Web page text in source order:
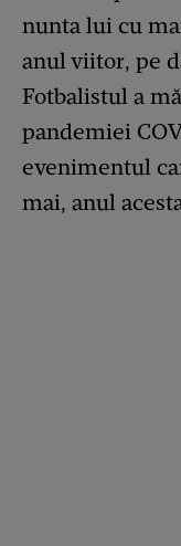
nunta lui cu
anul viitor, pe
Fotbalistul a
pandemiei
evenimentul
mai, anul